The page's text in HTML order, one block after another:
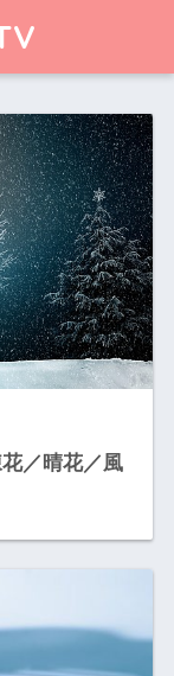
／晴花／風